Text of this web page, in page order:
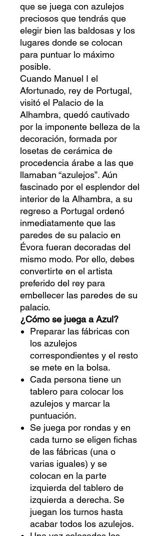
que se juega con azulejos
preciosos que tendrás que
elegir bien las baldosas y los
lugares donde se colocan
para puntuar lo máximo
posible.
Cuando Manuel I el
Afortunado, rey de Portugal,
visitó el Palacio de la
Alhambra, quedó cautivado
por la imponente belleza de la
decoración, formada por
losetas de cerámica de
procedencia árabe a las que
llamaban “azulejos”. Aún
fascinado por el esplendor del
interior de la Alhambra, a su
regreso a Portugal ordenó
inmediatamente que las
paredes de su palacio en
Évora fueran decoradas del
mismo modo. Por ello, debes
convertirte en el artista
preferido del rey para
embellecer las paredes de su
palacio.
¿Cómo se juega a Azul?
Preparar las fábricas con
los azulejos
correspondientes y el resto
se mete en la bolsa.
Cada persona tiene un
tablero para colocar los
azulejos y marcar la
puntuación.
Se juega por rondas y en
cada turno se eligen fichas
de las fábricas (una o
varias iguales) y se
colocan en la parte
izquierda del tablero de
izquierda a derecha. Se
juegan los turnos hasta
acabar todos los azulejos.